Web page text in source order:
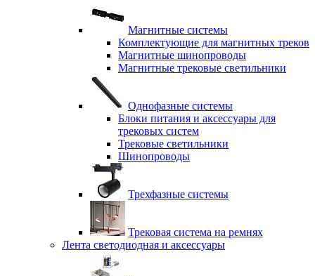
Магнитные системы
Комплектующие для магнитных треков
Магнитные шинопроводы
Магнитные трековые светильники
Однофазные системы
Блоки питания и аксессуары для
трековых систем
Трековые светильники
Шинопроводы
Трехфазные системы
Трековая система на ремнях
Лента светодиодная и аксессуары